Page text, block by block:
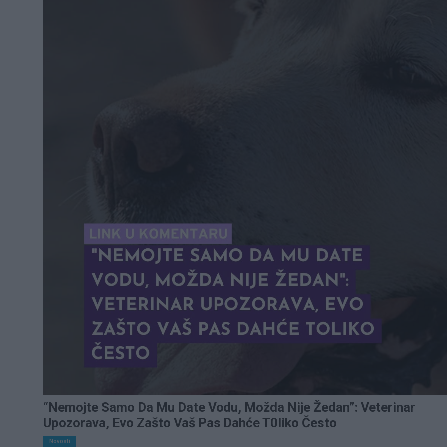
“Nemojte Samo Da Mu Date Vodu, Možda Nije Žedan”: Veterinar
Upozorava, Evo Zašto Vaš Pas Dahće T0liko Često
Novosti